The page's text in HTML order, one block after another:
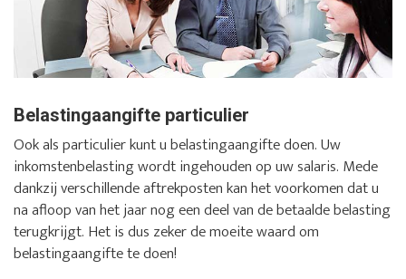
Belastingaangifte particulier
Ook als particulier kunt u belastingaangifte doen. Uw
inkomstenbelasting wordt ingehouden op uw salaris. Mede
dankzij verschillende aftrekposten kan het voorkomen dat u
na afloop van het jaar nog een deel van de betaalde belasting
terugkrijgt. Het is dus zeker de moeite waard om
belastingaangifte te doen!